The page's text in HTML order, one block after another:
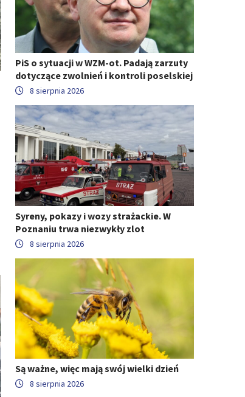
PiS o sytuacji w WZM-ot. Padają zarzuty
dotyczące zwolnień i kontroli poselskiej
8 sierpnia 2026
Syreny, pokazy i wozy strażackie. W
Poznaniu trwa niezwykły zlot
8 sierpnia 2026
Są ważne, więc mają swój wielki dzień
8 sierpnia 2026